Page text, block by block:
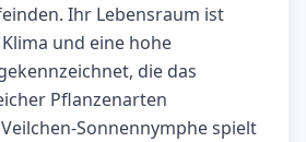
Ihr Lebensraum ist
und eine hohe
die das
Pflanzenarten
Sonnennymphe spielt